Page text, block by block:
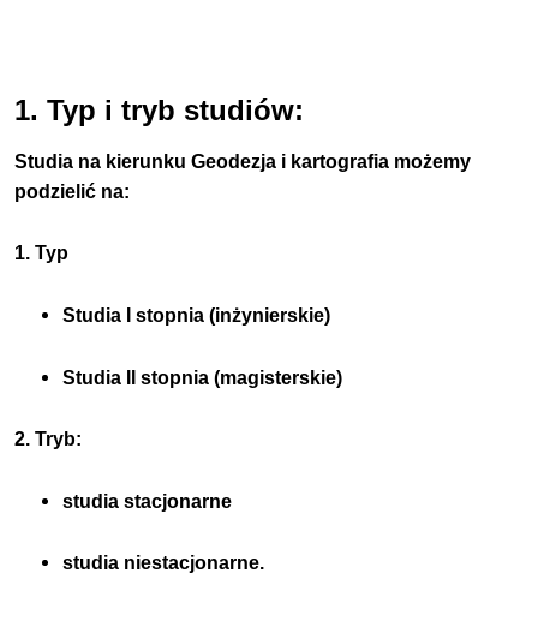
1. Typ i tryb studiów:
Studia na kierunku Geodezja i kartografia możemy
podzielić na:
1. Typ
Studia I stopnia (inżynierskie)
Studia II stopnia (magisterskie)
2. Tryb:
studia stacjonarne
studia niestacjonarne.